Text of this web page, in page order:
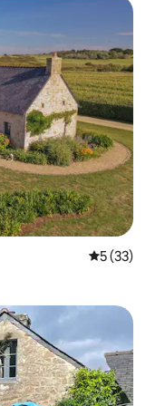
平均评分
5 (33)